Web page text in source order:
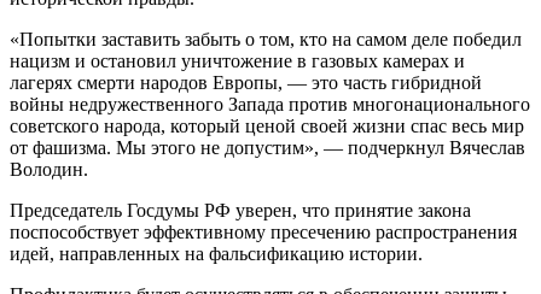
«Попытки заставить забыть о том, кто на самом деле победил
нацизм и остановил уничтожение в газовых камерах и
лагерях смерти народов Европы, — это часть гибридной
войны недружественного Запада против многонационального
советского народа, который ценой своей жизни спас весь мир
от фашизма. Мы этого не допустим», — подчеркнул Вячеслав
Володин.
Председатель Госдумы РФ уверен, что принятие закона
поспособствует эффективному пресечению распространения
идей, направленных на фальсификацию истории.